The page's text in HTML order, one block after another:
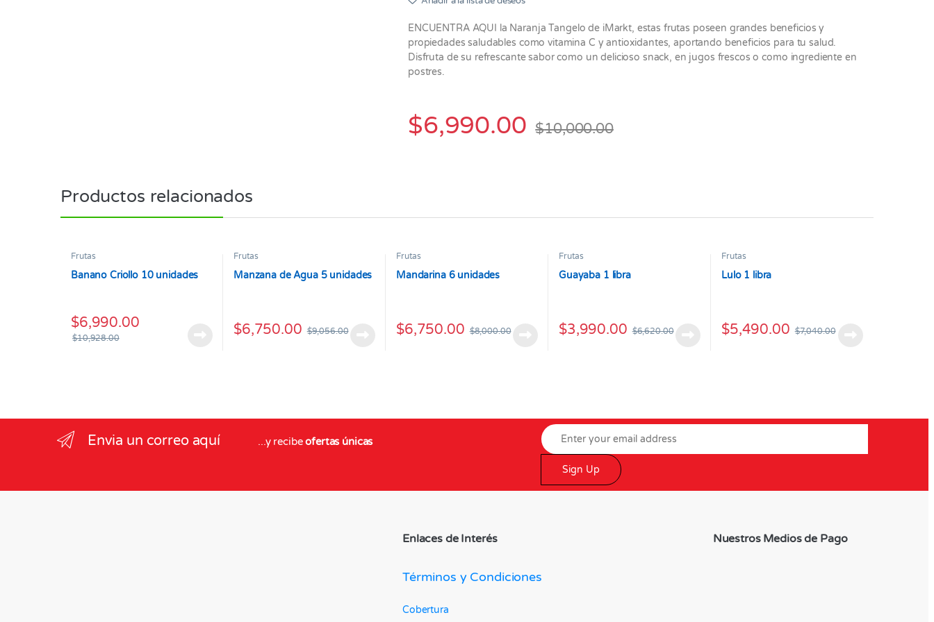
ENCUENTRA AQUI la Naranja Tangelo de iMarkt, estas frutas poseen grandes beneficios y
propiedades saludables como vitamina C y antioxidantes, aportando beneficios para tu salud.
Disfruta de su refrescante sabor como un delicioso snack, en jugos frescos o como ingrediente en
postres.
$6,990.00 $10,000.00
Productos relacionados
Frutas
Banano Criollo 10 unidades
$6,990.00
$10,928.00
Frutas
Manzana de Agua 5 unidades
$6,750.00 $9,056.00
Frutas
Mandarina 6 unidades
$6,750.00 $8,000.00
Frutas
Guayaba 1 libra
$3,990.00 $6,620.00
Frutas
Lulo 1 libra
$5,490.00 $7,040.00
Envia un correo aquí ...y recibeofertas únicas
Sign Up
Enlaces de Interés
Términos y Condiciones
Cobertura
Nuestros Medios de Pago